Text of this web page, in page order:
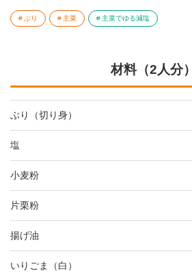
ぶり 主菜 主菜でゆる減塩
材料（2人分）
ぶり（切り身）
塩
小麦粉
片栗粉
揚げ油
いりごま（白）